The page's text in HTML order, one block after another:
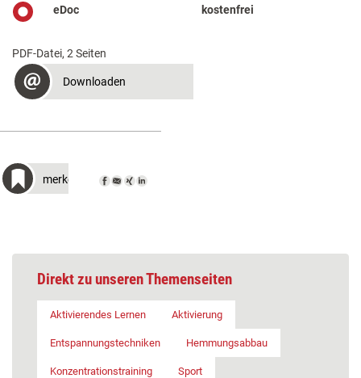
eDoc kostenfrei
PDF-Datei, 2 Seiten
Downloaden
merken
Direkt zu unseren Themenseiten
Aktivierendes Lernen Aktivierung
Entspannungstechniken Hemmungsabbau
Konzentrationstraining Sport